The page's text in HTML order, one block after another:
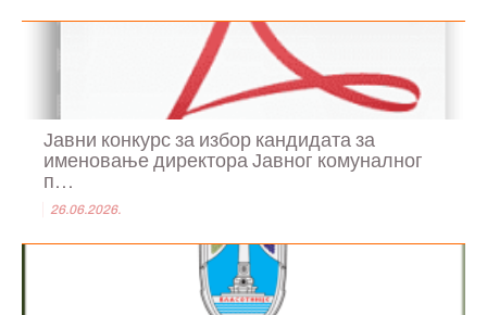
Јавни конкурс за избор кандидата за
именовање директора Јавног комуналног
п...
26.06.2026.